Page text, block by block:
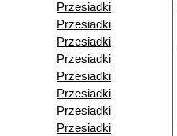
Przesiadki
Przesiadki
Przesiadki
Przesiadki
Przesiadki
Przesiadki
Przesiadki
Przesiadki